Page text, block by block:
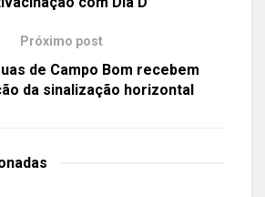
Próximo post
de Campo Bom recebem
da sinalização horizontal